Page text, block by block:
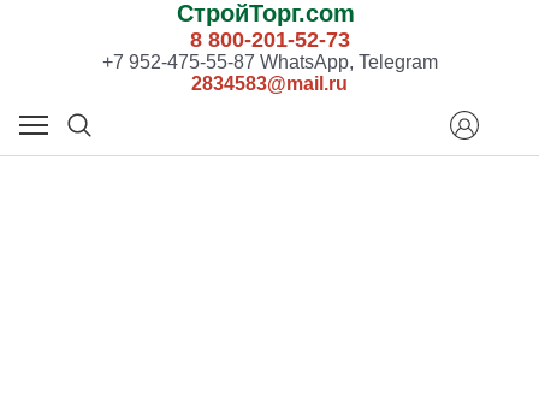
СтройТорг.com
8 800-201-52-73
+7 952-475-55-87 WhatsApp, Telegram
2834583@mail.ru